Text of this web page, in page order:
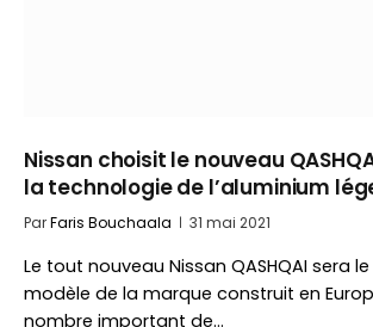
Nissan choisit le nouveau
la technologie de l’aluminium
ParFaris Bouchaala 31 mai 2021
Le tout nouveau Nissan QASHQAI sera
modèle de la marque construit en
nombre important de…